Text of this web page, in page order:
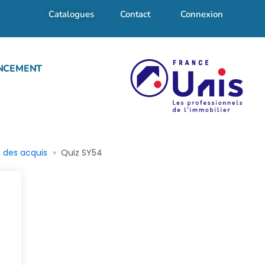
Catalogues Contact Connexion
acquis Quiz SY54